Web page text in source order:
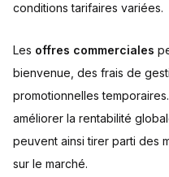
conditions tarifaires variées.
Les offres commerciales
bienvenue, des frais de
promotionnelles temporaires.
améliorer la rentabilité
peuvent ainsi tirer parti des
sur le marché.